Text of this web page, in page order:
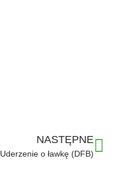
NASTĘPNE
Uderzenie o ławkę (DFB)